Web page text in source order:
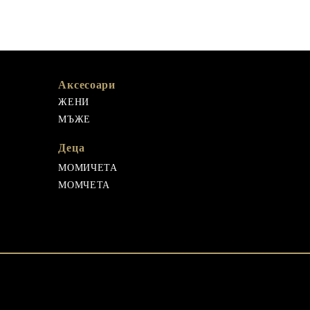
Аксесоари
ЖЕНИ
МЪЖЕ
Деца
МОМИЧЕТА
МОМЧЕТА